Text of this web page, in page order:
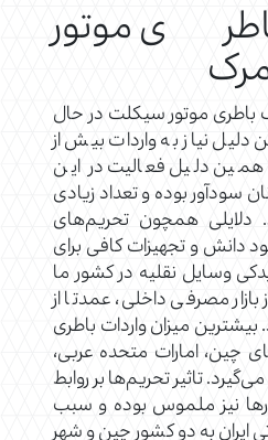
موتور
باطری موتور سیکلت در حال
نیاز به واردات بیش از
دلیل فعالیت در این
سودآور بوده و تعداد زیادی
همچون تحریم‌های
دانش و تجهیزات کافی برای
وسایل نقلیه در کشور ما
مصرفی داخلی، عمدتا از
میزان واردات باطری
چین، امارات متحده عربی،
تاثیر تحریم‌ها بر روابط
نیز ملموس بوده و سبب
ایران به دو کشور چین و شهر